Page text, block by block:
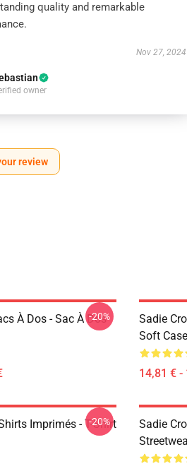
quality and remarkable
Nov 27, 2024
owner
review
À Dos - Sac À Dos
-20%
Sadie
Soft
14,81 € -
Imprimés - T-Shirt
-20%
Sadie